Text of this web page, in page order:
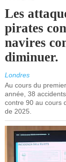
Les
pirates
navires
diminuer.
Londres
Au cours du
année, 38
contre 90 au cours
de 2025.